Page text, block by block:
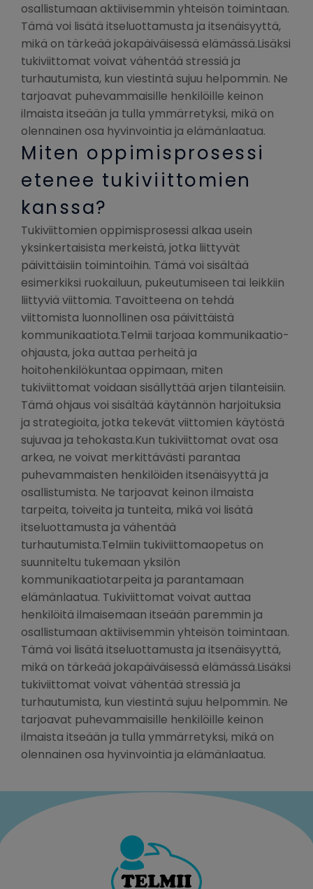
osallistumaan aktiivisemmin yhteisön toimintaan.
Tämä voi lisätä itseluottamusta ja itsenäisyyttä,
mikä on tärkeää jokapäiväisessä elämässä.Lisäksi
tukiviittomat voivat vähentää stressiä ja
turhautumista, kun viestintä sujuu helpommin. Ne
tarjoavat puhevammaisille henkilöille keinon
ilmaista itseään ja tulla ymmärretyksi, mikä on
olennainen osa hyvinvointia ja elämänlaatua.
Miten oppimisprosessi
etenee tukiviittomien
kanssa?
Tukiviittomien oppimisprosessi alkaa usein
yksinkertaisista merkeistä, jotka liittyvät
päivittäisiin toimintoihin. Tämä voi sisältää
esimerkiksi ruokailuun, pukeutumiseen tai leikkiin
liittyviä viittomia. Tavoitteena on tehdä
viittomista luonnollinen osa päivittäistä
kommunikaatiota.Telmii tarjoaa kommunikaatio-
ohjausta, joka auttaa perheitä ja
hoitohenkilökuntaa oppimaan, miten
tukiviittomat voidaan sisällyttää arjen tilanteisiin.
Tämä ohjaus voi sisältää käytännön harjoituksia
ja strategioita, jotka tekevät viittomien käytöstä
sujuvaa ja tehokasta.Kun tukiviittomat ovat osa
arkea, ne voivat merkittävästi parantaa
puhevammaisten henkilöiden itsenäisyyttä ja
osallistumista. Ne tarjoavat keinon ilmaista
tarpeita, toiveita ja tunteita, mikä voi lisätä
itseluottamusta ja vähentää
turhautumista.Telmiin tukiviittomaopetus on
suunniteltu tukemaan yksilön
kommunikaatiotarpeita ja parantamaan
elämänlaatua. Tukiviittomat voivat auttaa
henkilöitä ilmaisemaan itseään paremmin ja
osallistumaan aktiivisemmin yhteisön toimintaan.
Tämä voi lisätä itseluottamusta ja itsenäisyyttä,
mikä on tärkeää jokapäiväisessä elämässä.Lisäksi
tukiviittomat voivat vähentää stressiä ja
turhautumista, kun viestintä sujuu helpommin. Ne
tarjoavat puhevammaisille henkilöille keinon
ilmaista itseään ja tulla ymmärretyksi, mikä on
olennainen osa hyvinvointia ja elämänlaatua.